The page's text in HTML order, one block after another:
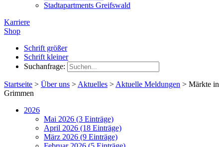
Stadtapartments Greifswald
Karriere
Shop
Schrift größer
Schrift kleiner
Suchanfrage:
Startseite > Über uns > Aktuelles > Aktuelle Meldungen > Märkte in
Grimmen
2026
Mai 2026 (3 Einträge)
April 2026 (18 Einträge)
März 2026 (9 Einträge)